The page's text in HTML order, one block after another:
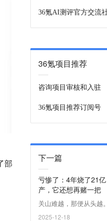
部
36氪AI测评官方交流
36氪项目推荐
咨询项目审核和入驻
36氪项目推荐订阅号
下一篇
亏惨了：4年烧了21
产，它还想再赌一把
关山难越，那便从头越。
2025-12-18